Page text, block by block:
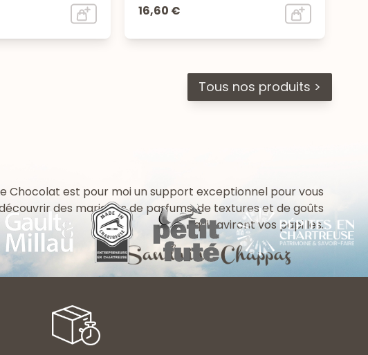
16,60 €
Tous nos produits >
Chocolat est pour moi un support exceptionnel pour vous
des mariages de parfums, de textures et de goûts
qui raviront vos papilles.